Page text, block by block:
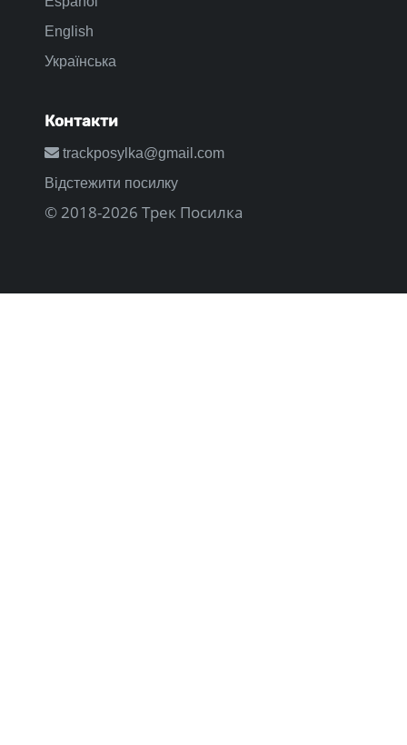
English
Українська
Контакти
trackposylka@gmail.com
Відстежити посилку
© 2018-2026 Трек Посилка